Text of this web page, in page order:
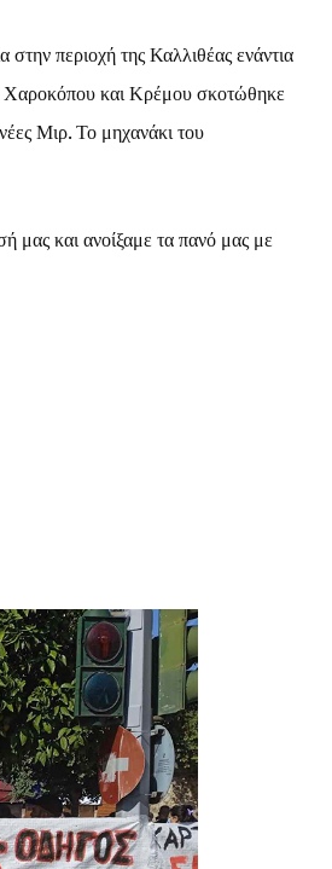
περιοχή της Καλλιθέας ενάντια
Χαροκόπου και Κρέμου σκοτώθηκε
Μιρ. Το μηχανάκι του
και ανοίξαμε τα πανό μας με